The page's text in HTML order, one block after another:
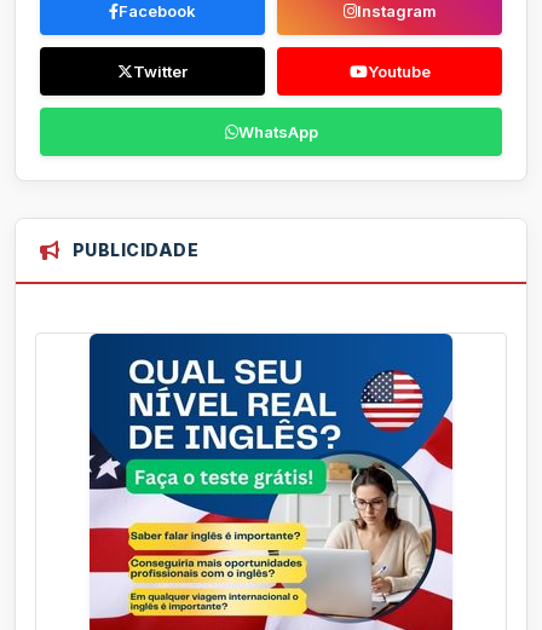
Facebook Instagram
Twitter Youtube
WhatsApp
PUBLICIDADE